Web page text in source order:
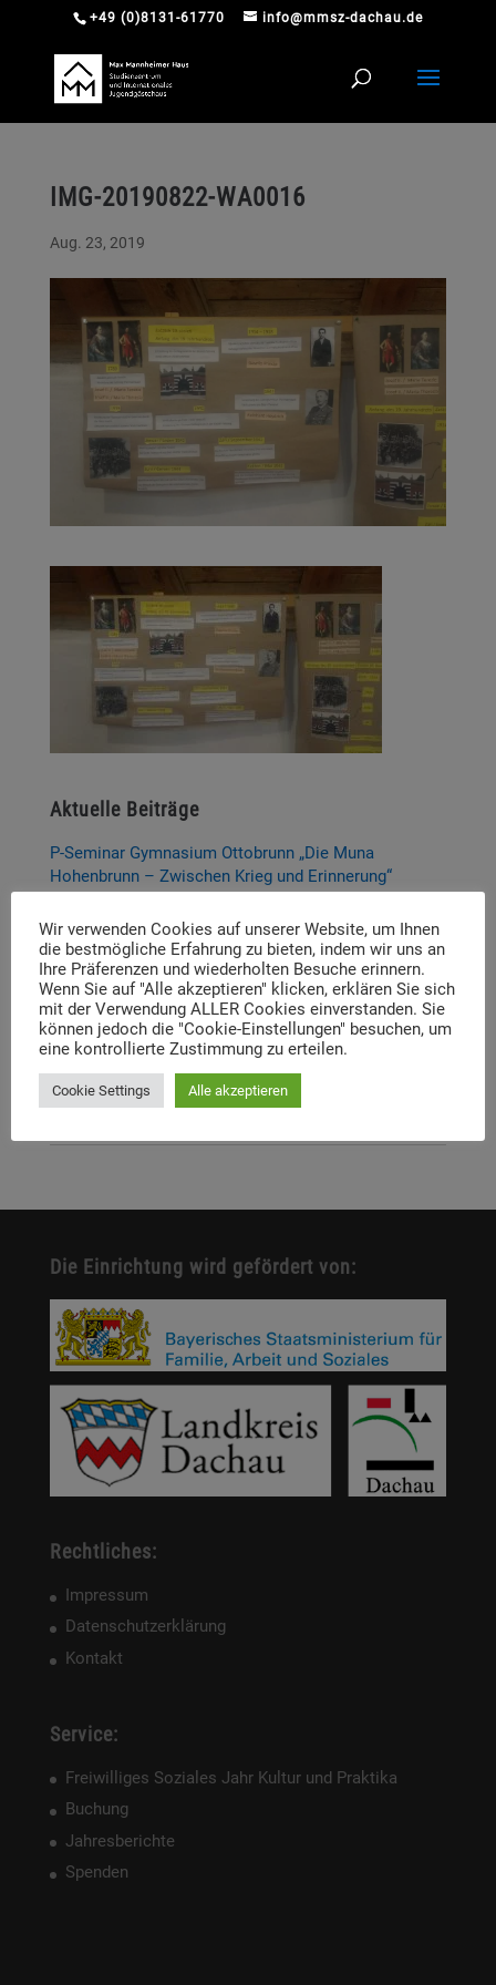
+49 (0)8131-61770 info@mmsz-dachau.de
IMG-20190822-WA0016
Aug. 23, 2019
Aktuelle Beiträge
P-Seminar Gymnasium Ottobrunn „Die Muna
Hohenbrunn – Zwischen Krieg und Erinnerung“
Thema und Referent:innen für das diesjährige
Dachauer Symposium stehen fest
Neue Stelleausschreibung
Digitale Neuerscheinung: Launch der digitalen
Lernplattform „Memory Momentum“
Call for Applications: Dachau Autumn School 2026 –
Die Einrichtung wird gefördert von:
Rechtliches:
Impressum
Datenschutzerklärung
Kontakt
Service:
Freiwilliges Soziales Jahr Kultur und Praktika
Buchung
Jahresberichte
Spenden
Wir verwenden Cookies auf unserer Website, um Ihnen
die bestmögliche Erfahrung zu bieten, indem wir uns an
Ihre Präferenzen und wiederholten Besuche erinnern.
Wenn Sie auf "Alle akzeptieren" klicken, erklären Sie sich
mit der Verwendung ALLER Cookies einverstanden. Sie
können jedoch die "Cookie-Einstellungen" besuchen, um
eine kontrollierte Zustimmung zu erteilen.
Cookie Settings Alle akzeptieren